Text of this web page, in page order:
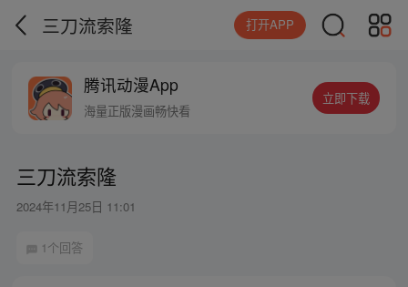
三刀流索隆 打开APP
腾讯动漫App
海量正版漫画畅快看
立即下载
三刀流索隆
2024年11月25日 11:01
1个回答